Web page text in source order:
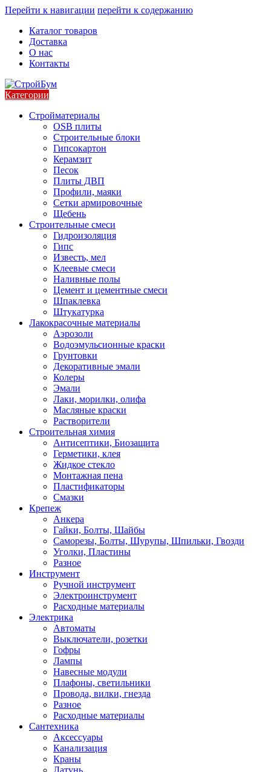
Перейти к навигации перейти к содержанию
Каталог товаров
Доставка
О нас
Контакты
Категории
Стройматериалы
OSB плиты
Строительные блоки
Гипсокартон
Керамзит
Песок
Плиты ДВП
Профили, маяки
Сетки армировочные
Щебень
Строительные смеси
Гидроизоляция
Гипс
Известь, мел
Клеевые смеси
Наливные полы
Цемент и цементные смеси
Шпаклевка
Штукатурка
Лакокрасочные материалы
Аэрозоли
Водоэмульсионные краски
Грунтовки
Декоративные эмали
Колеры
Эмали
Лаки, морилки, олифа
Масляные краски
Растворители
Строительная химия
Антисептики, Биозащита
Герметики, клея
Жидкое стекло
Монтажная пена
Пластификаторы
Смазки
Крепеж
Анкера
Гайки, Болты, Шайбы
Саморезы, Болты, Шурупы, Шпильки, Гвозди
Уголки, Пластины
Разное
Инструмент
Ручной инструмент
Электроинструмент
Расходные материалы
Электрика
Автоматы
Выключатели, розетки
Гофры
Лампы
Навесные модули
Плафоны, светильники
Провода, вилки, гнезда
Разное
Расходные материалы
Сантехника
Аксессуары
Канализация
Краны
Латунь